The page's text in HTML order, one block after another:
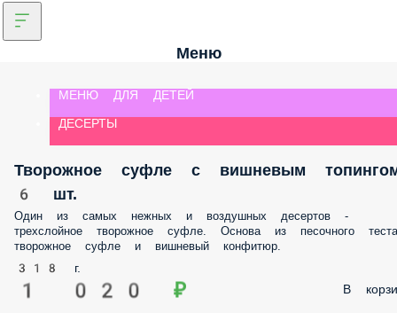
Меню
МЕНЮ ДЛЯ ДЕТЕЙ
ДЕСЕРТЫ
Творожное суфле с вишневым
6 шт.
Один из самых нежных и воздушных десертов - трехслойное творожное
суфле. Основа из песочного теста, творожное суфле и вишневый
конфитюр.
318 г.
1 020 ₽ В